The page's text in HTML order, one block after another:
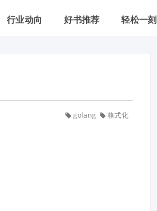
行业动向 好书推荐 轻松一刻
golang 格式化